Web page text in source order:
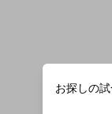
お探しの